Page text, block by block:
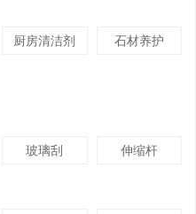
厨房清洁剂 石材养护
玻璃刮 伸缩杆